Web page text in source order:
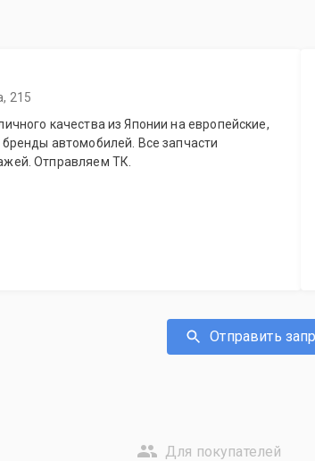
215
качества из Японии на европейские,
автомобилей. Все запчасти
Отправляем ТК.
Отправить
Для покупателей